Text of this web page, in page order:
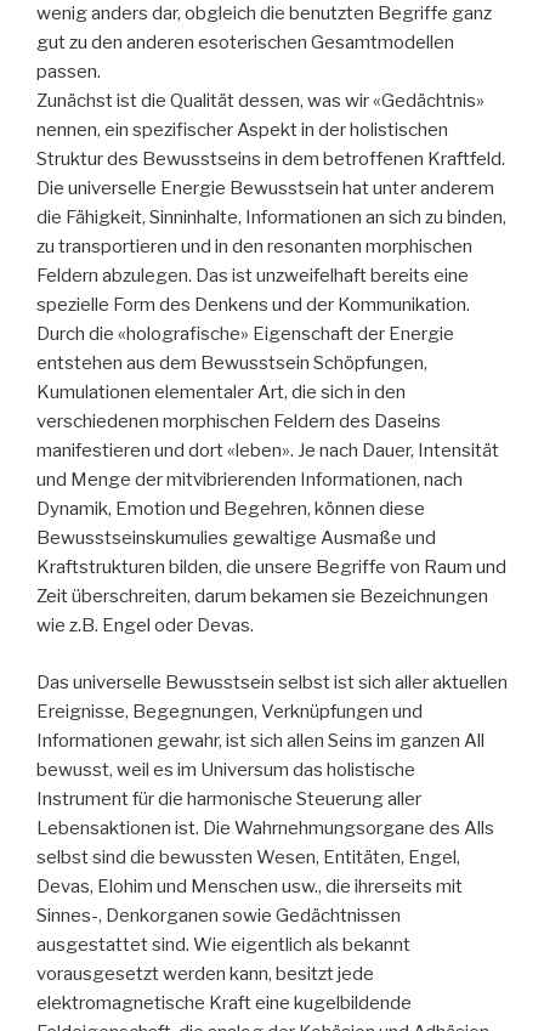
wenig anders dar, obgleich die benutzten Begriffe ganz
gut zu den anderen esoterischen Gesamtmodellen
passen.
Zunächst ist die Qualität dessen, was wir «Gedächtnis»
nennen, ein spezifischer Aspekt in der holistischen
Struktur des Bewusstseins in dem betroffenen Kraftfeld.
Die universelle Energie Bewusstsein hat unter anderem
die Fähigkeit, Sinninhalte, Informationen an sich zu binden,
zu transportieren und in den resonanten morphischen
Feldern abzulegen. Das ist unzweifelhaft bereits eine
spezielle Form des Denkens und der Kommunikation.
Durch die «holografische» Eigenschaft der Energie
entstehen aus dem Bewusstsein Schöpfungen,
Kumulationen elementaler Art, die sich in den
verschiedenen morphischen Feldern des Daseins
manifestieren und dort «leben». Je nach Dauer, Intensität
und Menge der mitvibrierenden Informationen, nach
Dynamik, Emotion und Begehren, können diese
Bewusstseinskumulies gewaltige Ausmaße und
Kraftstrukturen bilden, die unsere Begriffe von Raum und
Zeit überschreiten, darum bekamen sie Bezeichnungen
wie z.B. Engel oder Devas.
Das universelle Bewusstsein selbst ist sich aller aktuellen
Ereignisse, Begegnungen, Verknüpfungen und
Informationen gewahr, ist sich allen Seins im ganzen All
bewusst, weil es im Universum das holistische
Instrument für die harmonische Steuerung aller
Lebensaktionen ist. Die Wahrnehmungsorgane des Alls
selbst sind die bewussten Wesen, Entitäten, Engel,
Devas, Elohim und Menschen usw., die ihrerseits mit
Sinnes-, Denkorganen sowie Gedächtnissen
ausgestattet sind. Wie eigentlich als bekannt
vorausgesetzt werden kann, besitzt jede
elektromagnetische Kraft eine kugelbildende